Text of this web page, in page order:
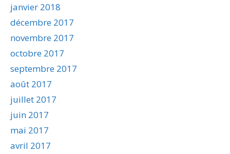
janvier 2018
décembre 2017
novembre 2017
octobre 2017
septembre 2017
août 2017
juillet 2017
juin 2017
mai 2017
avril 2017